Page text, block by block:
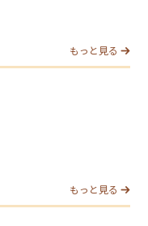
もっと見る
もっと見る